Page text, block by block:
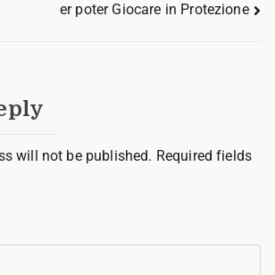
er poter Giocare in Protezione
will not be published. Required fields